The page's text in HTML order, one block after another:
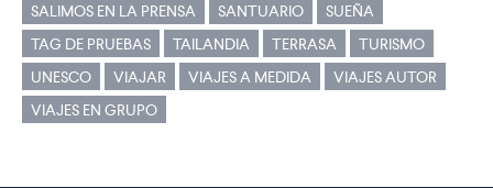
SALIMOS EN LA PRENSA
SANTUARIO
SUEÑA
TAG DE PRUEBAS
TAILANDIA TERRASA
TURISMO
UNESCO
VIAJAR VIAJES A MEDIDA
VIAJES AUTOR
VIAJES EN GRUPO